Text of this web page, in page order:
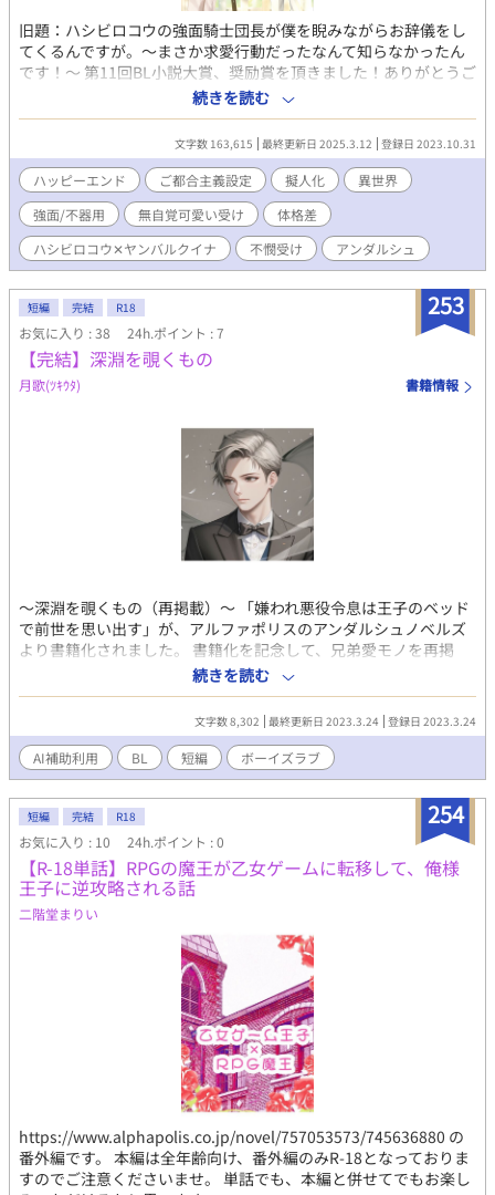
旧題：ハシビロコウの強面騎士団長が僕を睨みながらお辞儀をし
てくるんですが。〜まさか求愛行動だったなんて知らなかったん
です！〜 第11回BL小説大賞、奨励賞を頂きました！ありがとうご
ざいます！ ヤンバルクイナのヤンは、英雄になった。 臆病で体格
も小さいのに、偶然蛇の野盗を倒したことで、城に迎え入れら
れ、従騎士となる。 仕える主人は騎士団長でハシビロコウのレッ
クス。 強面で表情も変わらない、騎士の鑑ともいえる彼に、なぜ
か出会った時からお辞儀を幾度もされた。 彼は癖だと言うが、ヤ
ンは心配しつつも、慣れない城での生活に奮闘する。 自分が描く
英雄像とは程遠いのに、チヤホヤされることに葛藤を覚えながら
も、等身大のヤンを見ていてくれるレックスに特別な感情を抱く
ようになり……。 強面騎士団長のハシビロコウ‪✕‬ビビリで無自覚
続きを読む
文字数 163,615 最終更新日 2025.3.12 登録日 2023.10.31
ハッピーエンド ご都合主義設定 擬人化
異世界
強面/不器用
無自覚可愛い受け
体格差
ハシビロコウ‪✕‬ヤンバルクイナ
不憫受け アンダルシュ
253
短編 完結 R18
お気に入り : 38 24h.ポイント : 7
【完結】深淵を覗くもの
月歌(ﾂｷｳﾀ) 書籍情報
〜深淵を覗くもの（再掲載）〜 「嫌われ悪役令息は王子のベッド
で前世を思い出す」が、アルファポリスのアンダルシュノベルズ
より書籍化されました。 書籍化を記念して、兄弟愛モノを再掲
載。この作品が性癖に合ったなら、書籍化作品も気に入っていた
だけるかもです(*˘︶˘*).｡.:*♡ よろしくお願いします🌺🌿
続きを読む
文字数 8,302 最終更新日 2023.3.24 登録日 2023.3.24
AI補助利用 BL 短編 ボーイズラブ
254
短編 完結 R18
お気に入り : 10 24h.ポイント : 0
【R-18単話】RPGの魔王が乙女ゲームに転移して、俺様
王子に逆攻略される話
二階堂まりい
https://www.alphapolis.co.jp/novel/757053573/745636880 の
番外編です。 本編は全年齢向け、番外編のみR-18となっておりま
すのでご注意くださいませ。 単話でも、本編と併せてでもお楽し